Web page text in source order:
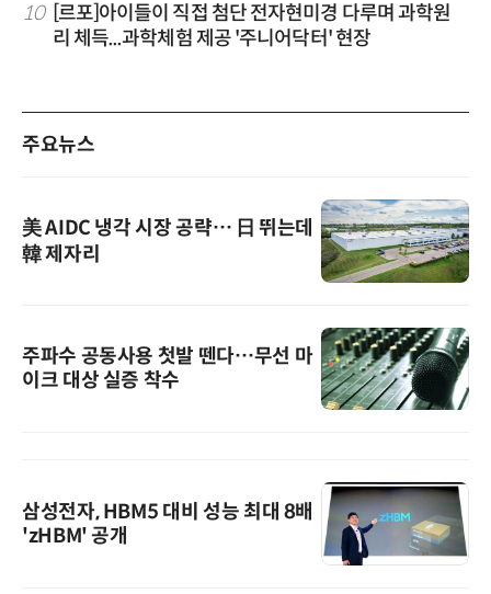
10
[르포]아이들이 직접 첨단 전자현미경 다루며 과학원
리 체득...과학체험 제공 '주니어닥터' 현장
주요뉴스
美 AIDC 냉각 시장 공략… 日 뛰는데
韓 제자리
주파수 공동사용 첫발 뗀다…무선 마
이크 대상 실증 착수
삼성전자, HBM5 대비 성능 최대 8배
'zHBM' 공개